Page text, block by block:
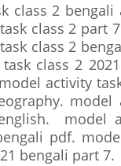
2 bengali
class 2 part
class 2
class 2
activity
model
pdf.
bengali part 7.